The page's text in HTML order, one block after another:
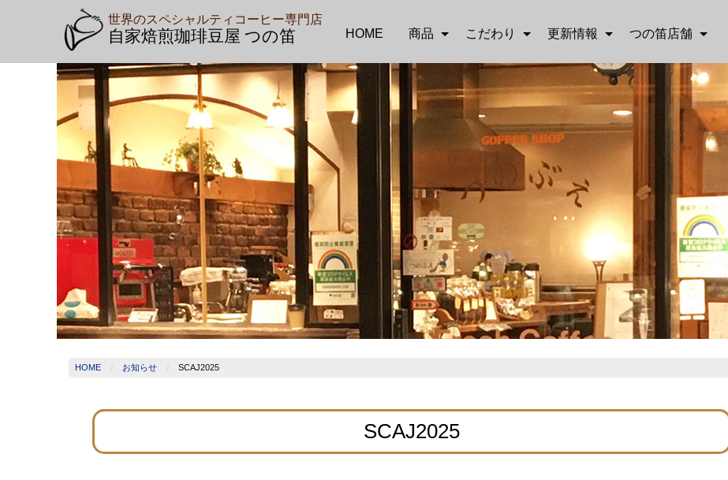
世界のスペシャルティコーヒー専門店
自家焙煎珈琲豆屋 つの笛 HOME 商品 こだわり 更新情報 つの笛店舗
HOME お知らせ SCAJ2025
SCAJ2025